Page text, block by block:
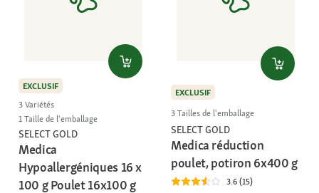
EXCLUSIF
3 Variétés
1 Taille de l'emballage
SELECT GOLD
Medica
Hypoallergéniques 16 x
100 g Poulet 16x100 g
EXCLUSIF
3 Tailles de l'emballage
SELECT GOLD
Medica réduction
poulet, potiron 6x400 g
3.6 (15)